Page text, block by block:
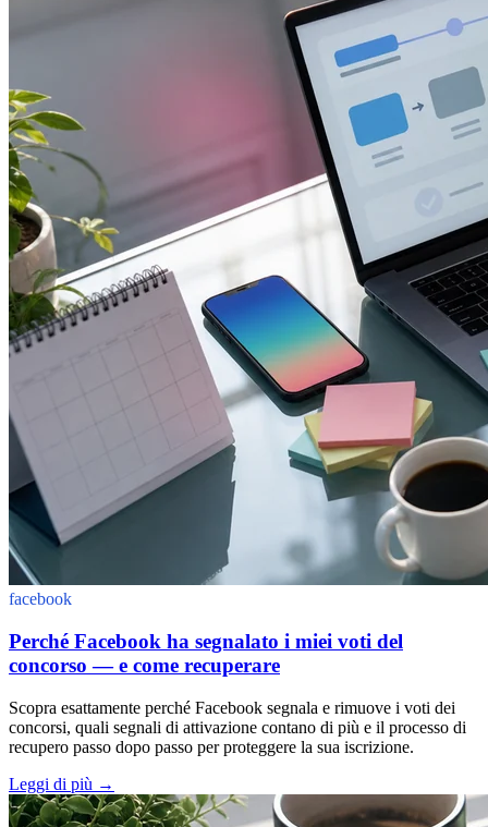
facebook
Perché Facebook ha segnalato i miei voti del
concorso — e come recuperare
Scopra esattamente perché Facebook segnala e rimuove i voti dei
concorsi, quali segnali di attivazione contano di più e il processo di
recupero passo dopo passo per proteggere la sua iscrizione.
Leggi di più →